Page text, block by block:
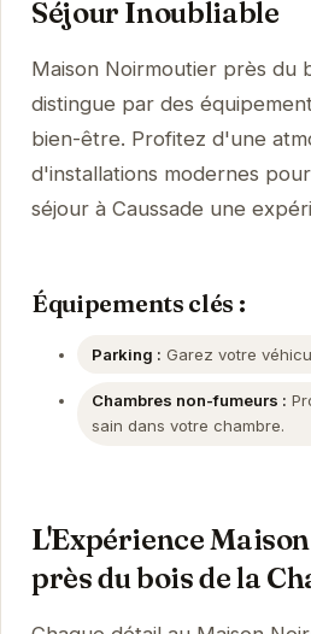
Séjour Inoubliable
Maison Noirmoutier près du
distingue par des
bien-être. Profitez d'une
d'installations modernes
séjour à Caussade une
Équipements clés :
Parking : Garez votre
Chambres non-fumeurs :
sain dans votre chambre.
L'Expérience
près du bois de la